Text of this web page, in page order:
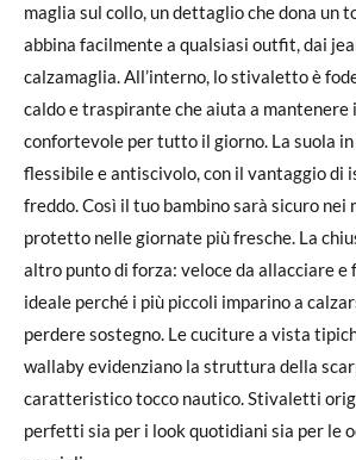
maglia sul collo, un dettaglio che dona un
abbina facilmente a qualsiasi outfit, dai
calzamaglia. All’interno, lo stivaletto è
caldo e traspirante che aiuta a mantenere
confortevole per tutto il giorno. La suola
flessibile e antiscivolo, con il vantaggio di
freddo. Così il tuo bambino sarà sicuro nei
protetto nelle giornate più fresche. La
altro punto di forza: veloce da allacciare e
ideale perché i più piccoli imparino a
perdere sostegno. Le cuciture a vista
wallaby evidenziano la struttura della
caratteristico tocco nautico. Stivaletti
perfetti sia per i look quotidiani sia per le